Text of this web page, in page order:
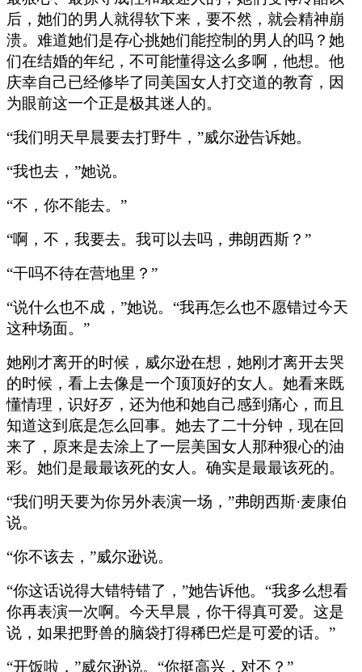
后，她们的男人就得软下来，要不然，就会精神崩
溃。难道她们是存心挑她们能控制的男人的吗？她
们在结婚的年纪，不可能懂得这么多啊，他想。他
庆幸自己已经修毕了同美国女人打交道的教育，因
为眼前这一个正是极其迷人的。
“我们明天早晨要去打野牛，”威尔逊告诉她。
“我也去，”她说。
“不，你不能去。”
“啊，不，我要去。我可以去吗，弗朗西斯？”
“干吗不待在营地里？”
“说什么也不成，”她说。“我再怎么也不愿错过今天
这种场面。”
她刚才离开的时候，威尔逊在想，她刚才离开去哭
的时候，看上去像是一个顶顶好的女人。她看来既
懂情理，识好歹，还为他和她自己感到痛心，而且
知道这到底是怎么回事。她去了二十分钟，现在回
来了，原来是去涂上了一层美国女人那种狠心的油
彩。她们是最最该死的女人。确实是最最该死的。
“我们明天要为你另外表演一场，”弗朗西斯·麦康伯
说。
“你不该去，”威尔逊说。
“你这话说得大错特错了，”她告诉他。“我多么想看
你再表演一次啊。今天早晨，你干得真可爱。这是
说，如果把野兽的脑袋打得稀巴烂是可爱的话。”
“开饭啦，”威尔逊说。“你挺高兴，对不？”